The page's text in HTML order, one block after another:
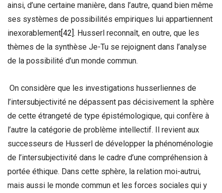
ainsi, d’une certaine manière, dans l’autre, quand bien même
ses systèmes de possibilités empiriques lui appartiennent
inexorablement [42] . Husserl reconnaît, en outre, que les
thèmes de la synthèse Je-Tu se rejoignent dans l’analyse
de la possibilité d’un monde commun.
On considère que les investigations husserliennes de
l’intersubjectivité ne dépassent pas décisivement la sphère
de cette étrangeté de type épistémologique, qui confère à
l’autre la catégorie de problème intellectif. Il revient aux
successeurs de Husserl de développer la phénoménologie
de l’intersubjectivité dans le cadre d’une compréhension à
portée éthique. Dans cette sphère, la relation moi-autrui,
mais aussi le monde commun et les forces sociales qui y